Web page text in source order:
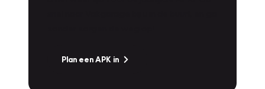
Plan een APK in